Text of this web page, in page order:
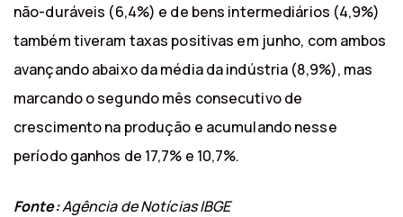
não-duráveis (6,4%) e de bens intermediários (4,9%)
também tiveram taxas positivas em junho, com ambos
avançando abaixo da média da indústria (8,9%), mas
marcando o segundo mês consecutivo de
crescimento na produção e acumulando nesse
período ganhos de 17,7% e 10,7%.
Fonte:Agência de Notícias IBGE